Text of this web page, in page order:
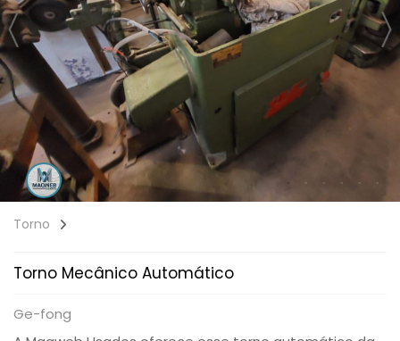
Torno
Torno Mecânico Automático
Ge-fong